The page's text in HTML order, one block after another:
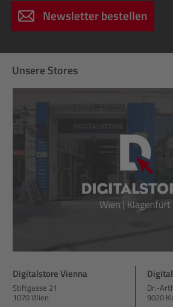
Newsletter bestellen
Unsere Stores
Digitalstore Vienna
Stiftgasse 21
1070 Wien
Dr.-
9020